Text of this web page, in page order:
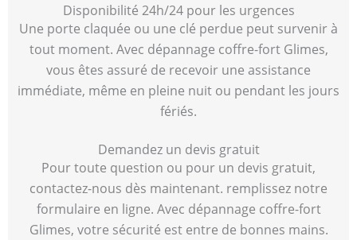
Disponibilité 24h/24 pour les urgences
Une porte claquée ou une clé perdue peut survenir à
tout moment. Avec dépannage coffre-fort Glimes,
vous êtes assuré de recevoir une assistance
immédiate, même en pleine nuit ou pendant les jours
fériés.
Demandez un devis gratuit
Pour toute question ou pour un devis gratuit,
contactez-nous dès maintenant. remplissez notre
formulaire en ligne. Avec dépannage coffre-fort
Glimes, votre sécurité est entre de bonnes mains.